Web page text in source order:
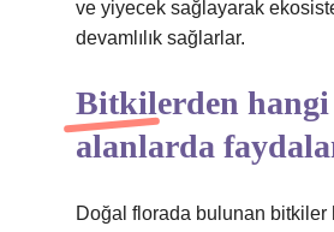
ve yiyecek sağlayarak
devamlılık sağlarlar.
Bitkilerden hangi
alanlarda
Doğal florada bulunan bitkiler